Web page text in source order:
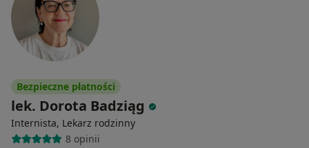
Bezpieczne płatności
lek. Dorota Badziąg
Internista, Lekarz rodzinny
8 opinii